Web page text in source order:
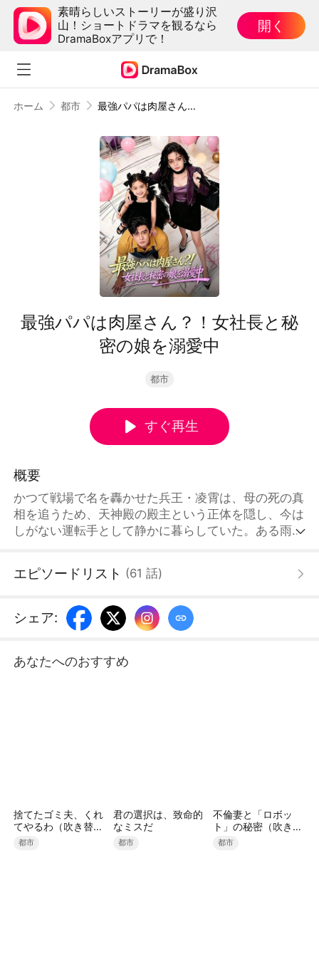
素晴らしいストーリーが盛り沢
山！ショートドラマを観るなら
DramaBoxアプリで！
開く
ホーム 都市 最強パパは肉屋さん？！女社長と秘密の娘を溺愛中
最強パパは肉屋さん？！女社長と秘
密の娘を溺愛中
都市
すぐ再生
概要
かつて戦場で名を轟かせた兵王・凌霄は、母の死の真
相を追うため、天神殿の殿主という正体を隠し、今は
しがない運転手として静かに暮らしていた。ある雨の
を歩むことに。それから四年後、辰岙雪は賢く愛らし
のは、昕昕が凌霄の実の娘であることを示す親子鑑定
書だった。突然、夫となり父となった凌霄。だが彼は
ら、妻と娘を守ることを決意する。辰家からの冷遇、
エピソードリスト (61 話)
シェア:
あなたへのおすすめ
捨てたゴミ夫、くれ
てやるわ（吹き替
え）
都市
君の選択は、致命的
なミスだ
都市
不倫妻と「ロボッ
ト」の秘密（吹き替
え）
都市